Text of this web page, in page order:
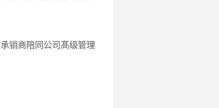
销商陪同公司髙级管理